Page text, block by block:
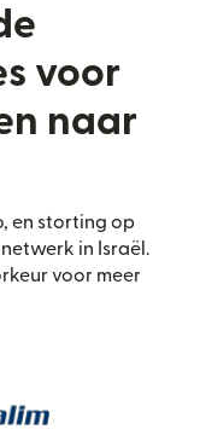
voor
naar
en storting op
in Israël.
voor meer